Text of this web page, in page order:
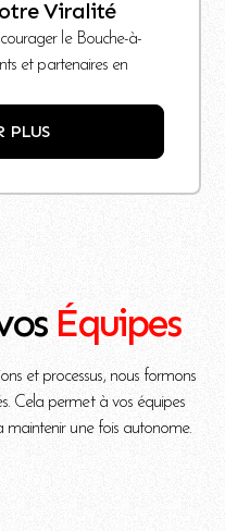
Viralité
le Bouche-à-
et partenaires en
PLUS
Équipes
et processus, nous formons
Cela permet à vos équipes
maintenir une fois autonome.